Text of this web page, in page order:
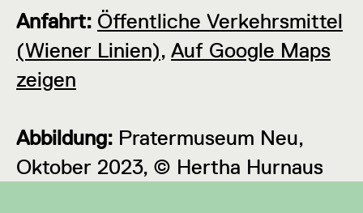
Anfahrt: Öffentliche Verkehrsmittel
(Wiener Linien), Auf Google Maps
zeigen
Abbildung: Pratermuseum Neu,
Oktober 2023, © Hertha Hurnaus